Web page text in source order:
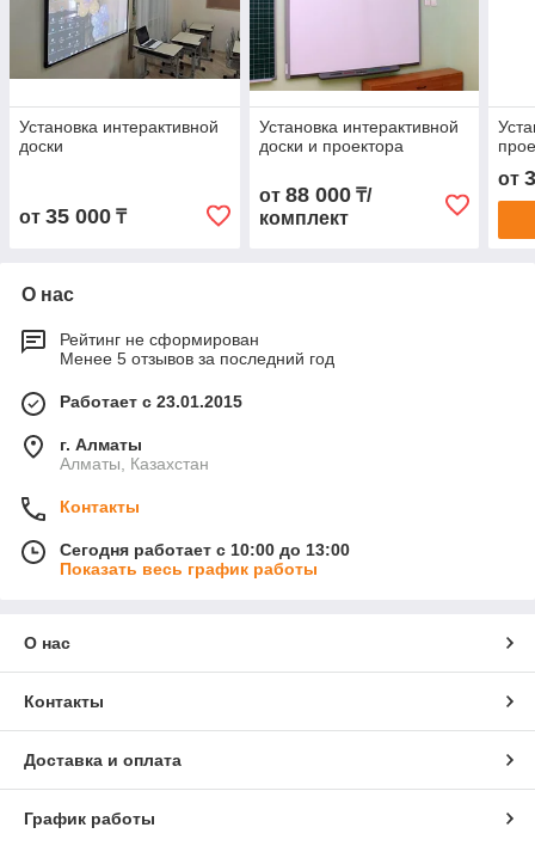
Установка интерактивной
доски
от 35 000 ₸
Установка интерактивной
доски и проектора
от 88 000₸/
комплект
от
О нас
Рейтинг не сформирован
Менее 5 отзывов за последний год
Работает с 23.01.2015
г. Алматы
Алматы, Казахстан
Контакты
Сегодня работает с 10:00 до 13:00
Показать весь график работы
О нас
Контакты
Доставка и оплата
График работы